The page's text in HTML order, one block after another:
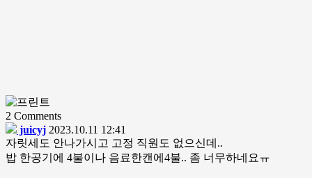
2 Comments
juicyj 2023.10.11 12:41
자릿세도 안나가시고 고정 직원도 없으신데..
밥 한공기에 4불이나 음료한캔에4불.. 좀 너무하네요ㅠ